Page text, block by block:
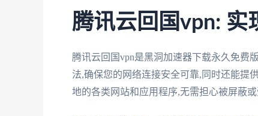
腾讯云回国vpn: 实
腾讯云回国vpn是黑洞加速器下载永久免费
法,确保您的网络连接安全可靠,同时还能提
地的各类网站和应用程序,无需担心被屏蔽或